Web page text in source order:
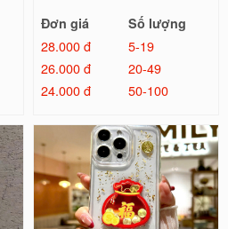
Đơn giá
Số lượng
28.000 đ
5-19
26.000 đ
20-49
24.000 đ
50-100